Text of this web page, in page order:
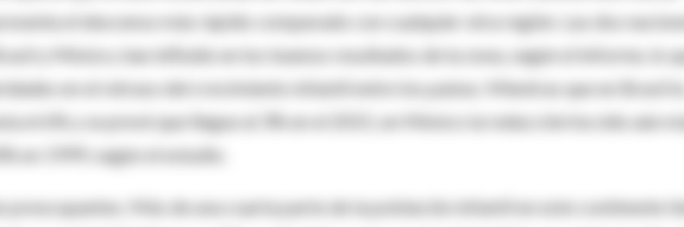
el descenso más rápido comparado con cualquier otra región. Las dos
y México, han influido en los buenos resultados de la zona, según el informe, lo
en el retraso del crecimiento infantil entre los países. Mientras que en Brasil
el 6% y se prevé que llegue al 3% en el 2015, en México la reducción ha sido aún
en 1999, según el estudio.
preocupantes. Más de una cuarta parte de la población infantil en este continente